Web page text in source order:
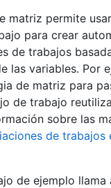
matriz permite
para crear
de trabajos
las variables. Por
de matriz para
de trabajo
sobre las
de trabajos
de ejemplo llama